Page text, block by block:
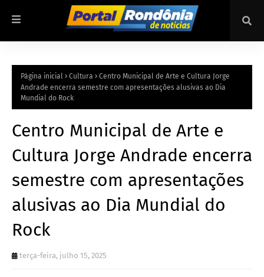
Página inicial Cultura
Centro Municipal de Arte e Cultura Jorge
Andrade encerra semestre com apresentações alusivas ao Dia
Mundial do Rock
Centro Municipal de Arte e
Cultura Jorge Andrade encerra
semestre com apresentações
alusivas ao Dia Mundial do
Rock
terça-feira, julho 15, 2025